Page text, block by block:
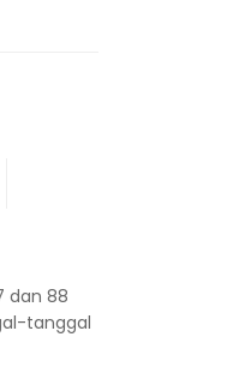
dan 88
tanggal